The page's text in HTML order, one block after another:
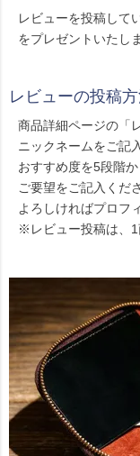
レビューを投稿して
をプレゼントいたし
レビューの投稿
商品詳細ページの「
ニックネームをご記
おすすめ度を5段階
ご要望をご記入くだ
よろしければプロフ
※レビュー投稿は、1